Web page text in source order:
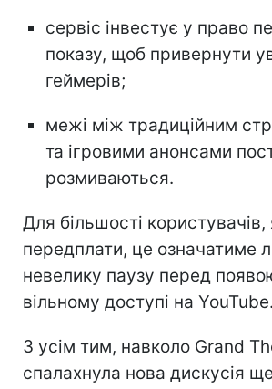
сервіс інвестує у право
показу, щоб привернути
геймерів;
межі між традиційним
та ігровими анонсами
розмиваються.
Для більшості
передплати, це означатиме
невелику паузу перед
вільному доступі на YouTube.
З усім тим, навколо Grand
спалахнула нова дискусія